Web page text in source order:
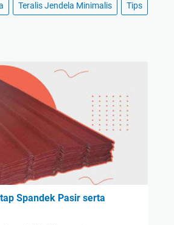
Teralis Jendela Minimalis Tips
Spandek Pasir serta